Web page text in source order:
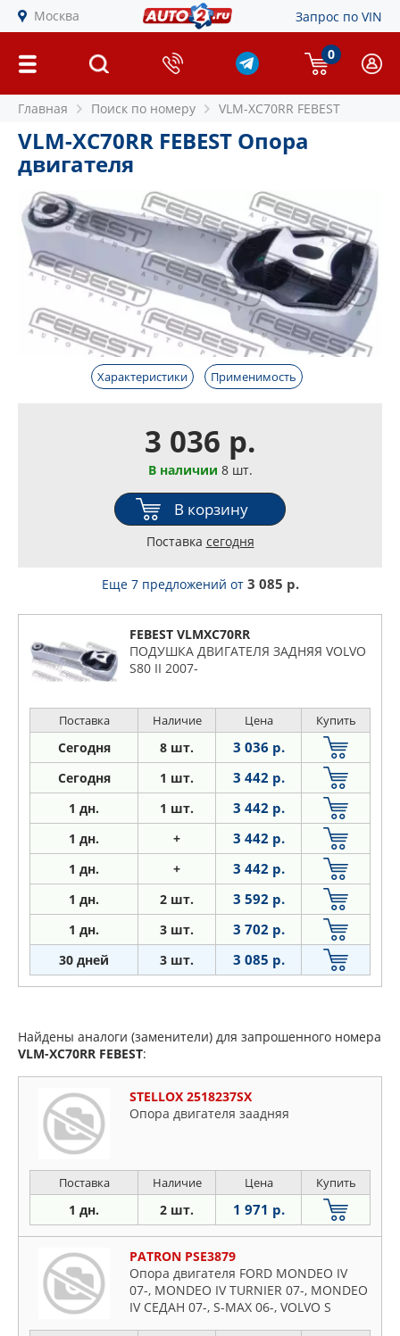
Москва Запрос по VIN
0
Главная Поиск по номеру VLM-XC70RR FEBEST
VLM-XC70RR FEBEST Опора
двигателя
Характеристики Применимость
3 036 р.
В наличии 8 шт.
В корзину
Поставка сегодня
Еще 7 предложений от 3 085 р.
FEBEST VLMXC70RR
ПОДУШКА ДВИГАТЕЛЯ ЗАДНЯЯ VOLVO
S80 II 2007-
Поставка Наличие Цена Купить
Сегодня 8 шт. 3 036 р.
Сегодня 1 шт. 3 442 р.
1 дн. 1 шт. 3 442 р.
1 дн. + 3 442 р.
1 дн. + 3 442 р.
1 дн. 2 шт. 3 592 р.
1 дн. 3 шт. 3 702 р.
30 дней 3 шт. 3 085 р.
Найдены аналоги (заменители) для запрошенного номера
VLM-XC70RR FEBEST:
STELLOX 2518237SX
Опора двигателя заадняя
Поставка Наличие Цена Купить
1 дн. 2 шт. 1 971 р.
PATRON PSE3879
Опора двигателя FORD MONDEO IV
07-, MONDEO IV TURNIER 07-, MONDEO
IV СЕДАН 07-, S-MAX 06-, VOLVO S